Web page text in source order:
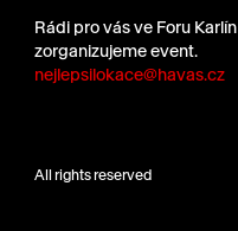
Rádi pro vás ve Foru Karlín
zorganizujeme event.
nejlepsilokace@havas.cz
All rights reserved